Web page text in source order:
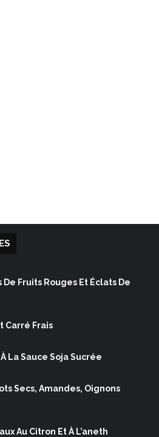
Fruits Rouges Et Éclats De
Carré Frais
La Sauce Soja Sucrée
Secs, Amandes, Oignons
Au Citron Et À L’aneth